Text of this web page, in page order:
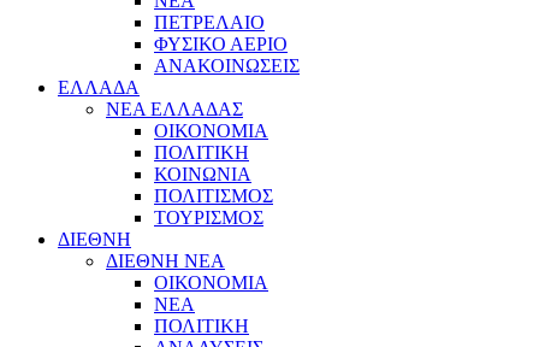
ΠΕΤΡΕΛΑΙΟ
ΦΥΣΙΚΟ ΑΕΡΙΟ
ΑΝΑΚΟΙΝΩΣΕΙΣ
ΕΛΛΑΔΑ
ΝΕΑ ΕΛΛΑΔΑΣ
ΟΙΚΟΝΟΜΙΑ
ΠΟΛΙΤΙΚΗ
ΚΟΙΝΩΝΙΑ
ΠΟΛΙΤΙΣΜΟΣ
ΤΟΥΡΙΣΜΟΣ
ΔΙΕΘΝΗ
ΔΙΕΘΝΗ ΝΕΑ
ΟΙΚΟΝΟΜΙΑ
ΝΕΑ
ΠΟΛΙΤΙΚΗ